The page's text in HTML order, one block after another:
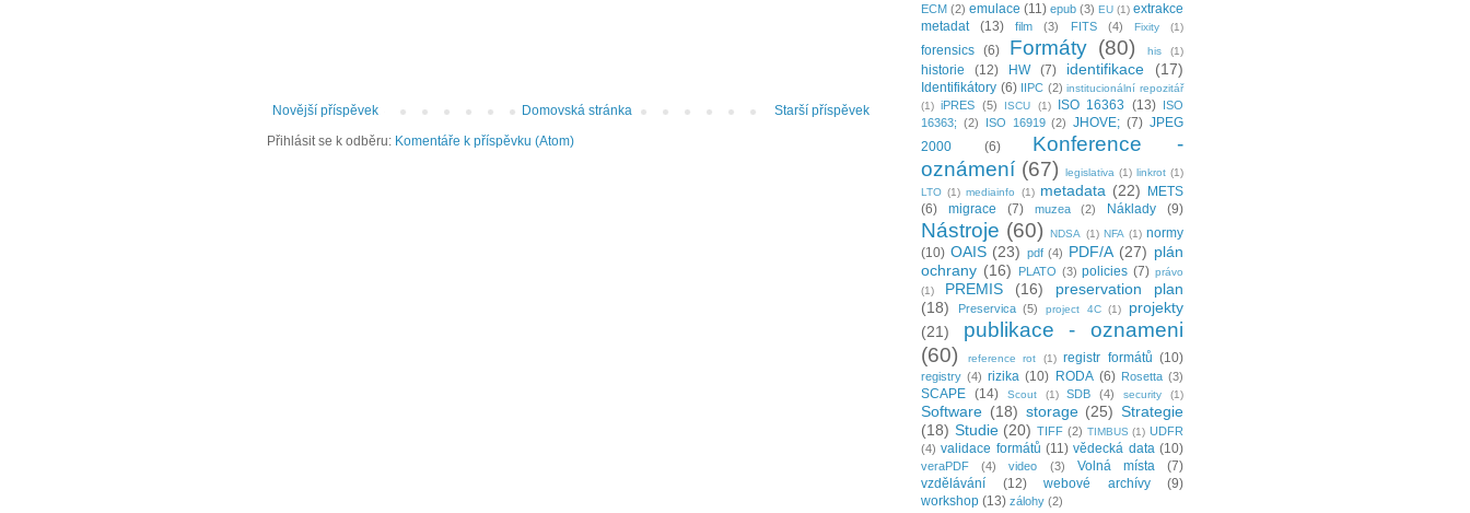
Novější příspěvek Starší příspěvek
Domovská stránka
Přihlásit se k odběru: Komentáře k příspěvku (Atom)
ECM (2) emulace (11) epub (3) EU (1) extrakce
metadat
(13) film (3) FITS (4) Fixity (1)
forensics (6) Formáty (80) his (1)
historie (12) HW (7) identifikace (17)
Identifikátory (6) IIPC (2) institucionální repozitář
(1) iPRES (5) ISCU (1) ISO 16363 (13)
ISO
16363; (2) ISO 16919 (2) JHOVE; (7) JPEG
2000
(6)
Konference -
oznámení (67) legislativa (1) linkrot (1)
LTO (1) mediainfo (1) metadata (22)
METS
(6)
migrace (7) muzea (2) Náklady (9)
Nástroje (60) NDSA (1) NFA (1) normy
(10) OAIS (23) pdf (4) PDF/A (27) plán
ochrany (16) PLATO (3) policies (7) právo
(1)
PREMIS (16)
preservation plan
(18)
Preservica (5) project 4C (1)
projekty
(21)
publikace - oznameni
(60)
reference rot (1) registr formátů (10)
registry (4) rizika (10) RODA (6) Rosetta (3)
SCAPE (14) Scout (1) SDB (4) security (1)
Software (18) storage (25) Strategie
(18) Studie (20) TIFF (2) TIMBUS (1) UDFR
(4) validace formátů (11) vědecká data (10)
veraPDF (4) video (3) Volná místa
(7)
vzdělávání
(12) webové archívy
(9)
workshop (13) zálohy (2)